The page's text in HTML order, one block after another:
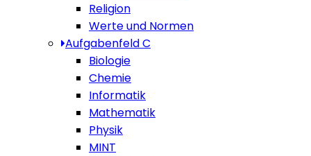
Religion
Werte und Normen
Aufgabenfeld C
Biologie
Chemie
Informatik
Mathematik
Physik
MINT